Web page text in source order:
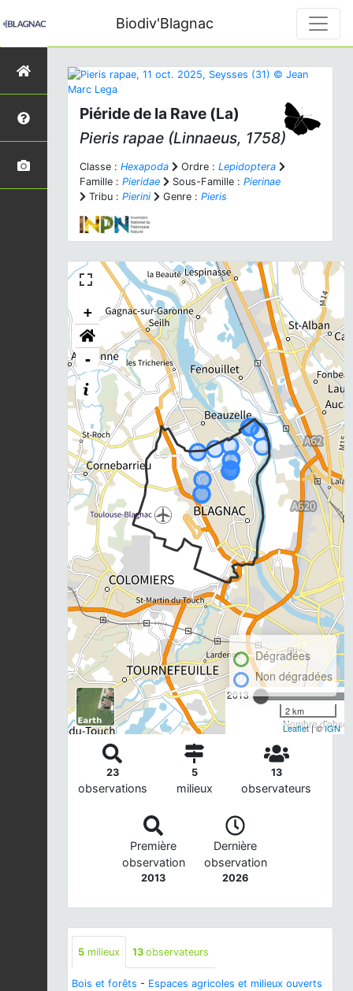
Biodiv'Blagnac
Piéride de la Rave (La)
Pieris rapae (Linnaeus, 1758)
Classe : Hexapoda Ordre : Lepidoptera
Famille : Pieridae Sous-Famille : Pierinae
Tribu : Pierini Genre : Pieris
+
-
2013
Nombre
Dégradées
Non dégradées
2 km
Leaflet| ©IGN
23
observations
5
milieux
13
observateurs
Première
observation
2013
Dernière
observation
2026
5 milieux 13 observateurs
Bois et forêts - Espaces agricoles et milieux ouverts